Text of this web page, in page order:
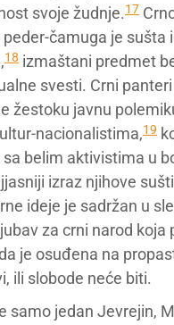
svoje žudnje.17
čamuga je sušta
18 izmaštani predmet
svesti. Crni
žestoku javnu
nacionalistima,19
belim aktivistima u
izraz njihove
ideje je sadržan u
za crni narod koja
je osuđena na
ili slobode neće biti.
samo jedan Jevrejin,